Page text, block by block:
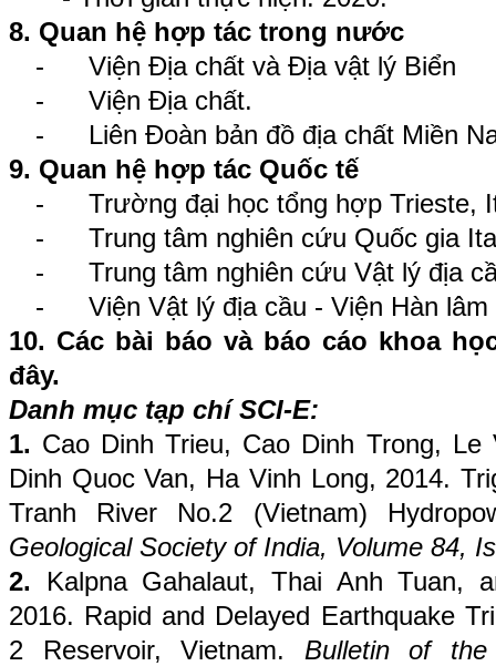
8. Quan hệ hợp tác trong nước
-
Viện Địa chất và Địa vật lý Biển
-
Viện Địa chất.
-
Liên Đoàn bản đồ địa chất Miền
9. Quan hệ hợp tác Quốc tế
-
Trường đại học tổng hợp Trieste,
-
Trung tâm nghiên cứu Quốc gia
-
Trung tâm nghiên cứu Vật lý địa
-
Viện Vật lý địa cầu - Viện Hàn
10. Các bài báo và báo cáo khoa
đây.
Danh mục tạp chí SCI-E:
1. Cao Dinh Trieu, Cao Dinh Trong, Le
Dinh Quoc Van, Ha Vinh Long, 2014.
Tranh River No.2 (Vietnam)
Geological Society of India, Volume 84,
2. Kalpna Gahalaut, Thai Anh Tuan,
2016. Rapid and Delayed Earthquake
2 Reservoir, Vietnam. Bulletin of the